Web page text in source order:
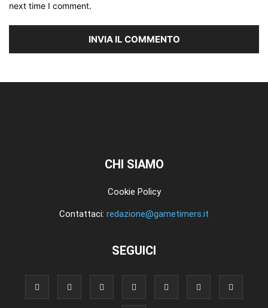
next time I comment.
CHI SIAMO
Cookie Policy
Contattaci: redazione@gametimers.it
SEGUICI